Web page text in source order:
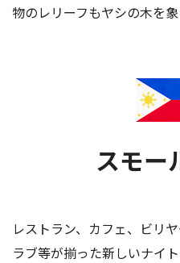
物のレリーフもヤシの木を象
スモー
レストラン、カフェ、ビリ
ラブ等が揃った新しいナイ